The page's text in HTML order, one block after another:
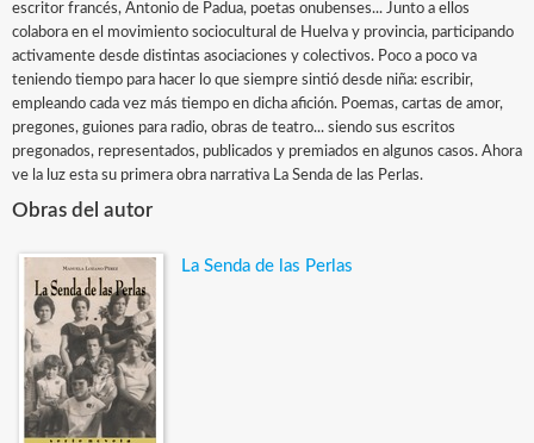
escritor francés, Antonio de Padua, poetas onubenses... Junto a ellos
colabora en el movimiento sociocultural de Huelva y provincia, participando
activamente desde distintas asociaciones y colectivos. Poco a poco va
teniendo tiempo para hacer lo que siempre sintió desde niña: escribir,
empleando cada vez más tiempo en dicha afición. Poemas, cartas de amor,
pregones, guiones para radio, obras de teatro... siendo sus escritos
pregonados, representados, publicados y premiados en algunos casos. Ahora
ve la luz esta su primera obra narrativa La Senda de las Perlas.
Obras del autor
La Senda de las Perlas